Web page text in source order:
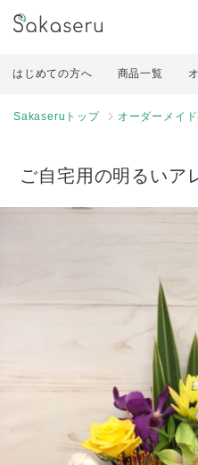
はじめての方へ 商品一覧
Sakaseruトップ オーダーメイド
ご自宅用の明るいア